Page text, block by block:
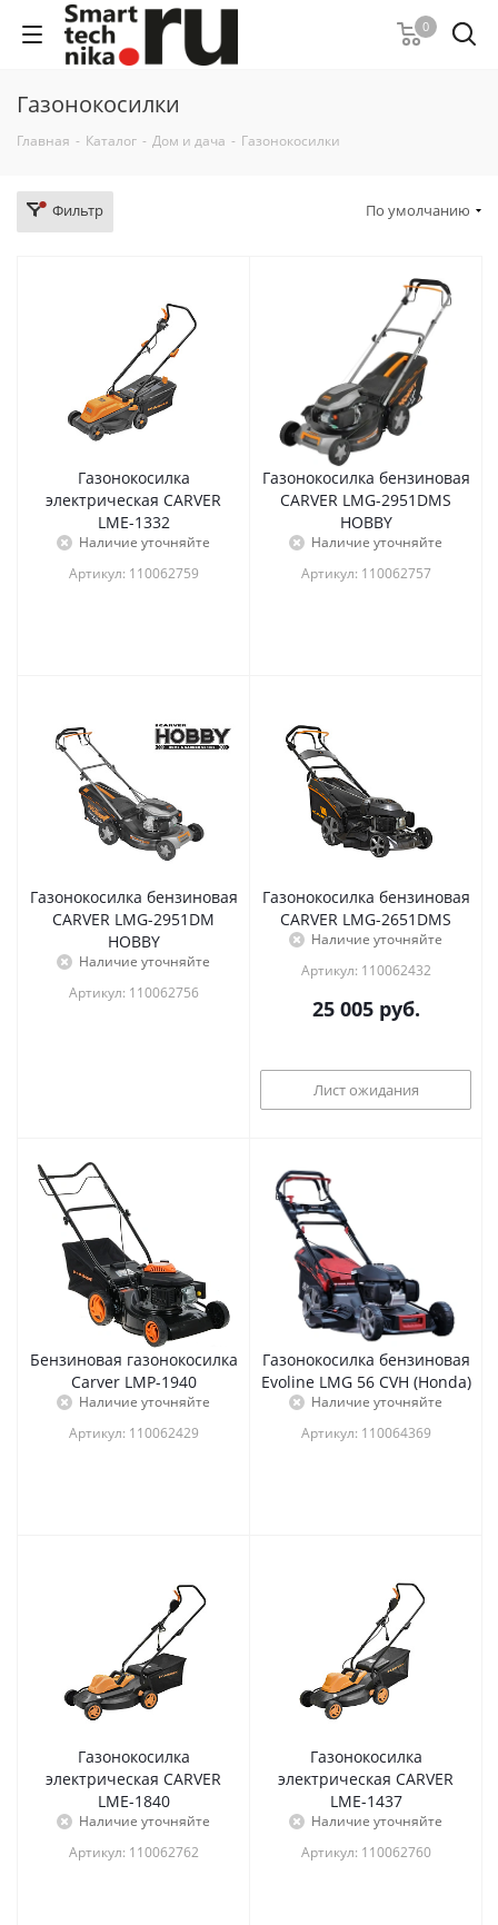
0
Газонокосилки
Главная - Каталог - Дом и дача - Газонокосилки
Фильтр По умолчанию
Газонокосилка
электрическая CARVER
LME-1332
Наличие уточняйте
Артикул: 110062759
Газонокосилка бензиновая
CARVER LMG-2951DMS
HOBBY
Наличие уточняйте
Артикул: 110062757
Газонокосилка бензиновая
CARVER LMG-2951DM
HOBBY
Наличие уточняйте
Артикул: 110062756
Газонокосилка бензиновая
CARVER LMG-2651DMS
Наличие уточняйте
Артикул: 110062432
25 005руб.
Лист ожидания
Бензиновая газонокосилка
Carver LMP-1940
Наличие уточняйте
Артикул: 110062429
Газонокосилка бензиновая
Evoline LMG 56 CVH (Honda)
Наличие уточняйте
Артикул: 110064369
Газонокосилка
электрическая CARVER
LME-1840
Наличие уточняйте
Артикул: 110062762
Газонокосилка
электрическая CARVER
LME-1437
Наличие уточняйте
Артикул: 110062760